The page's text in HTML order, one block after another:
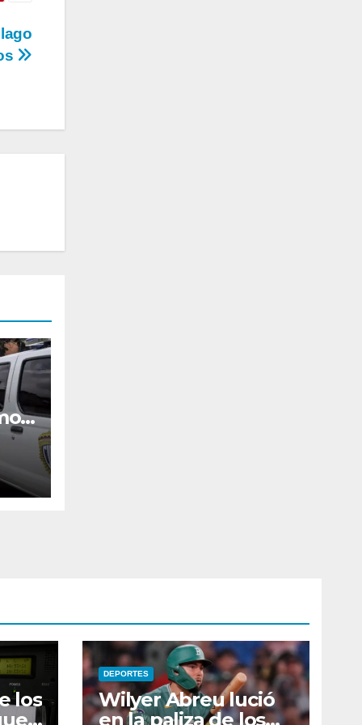
los
DEPORTES
Wilyer Abreu lució
en la paliza de los